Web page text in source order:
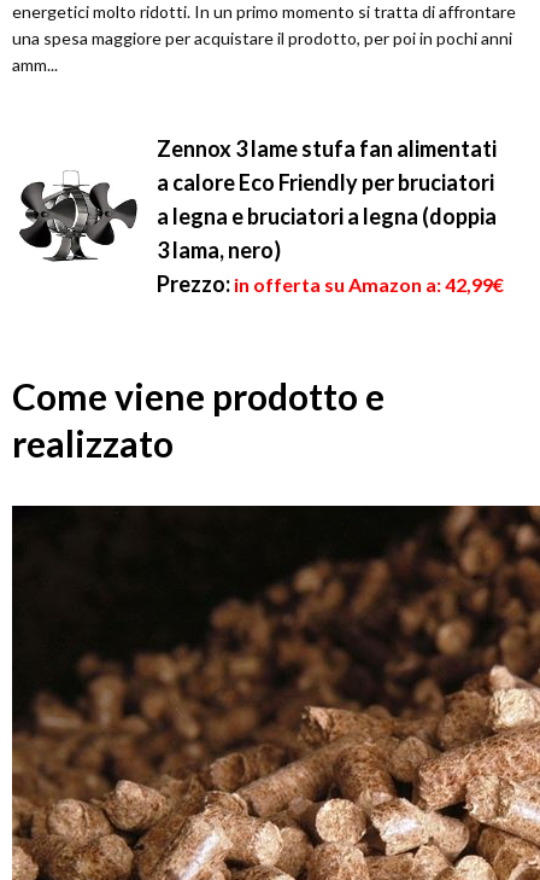
energetici molto ridotti. In un primo momento si tratta di affrontare
una spesa maggiore per acquistare il prodotto, per poi in pochi anni
amm...
Zennox 3 lame stufa fan alimentati
a calore Eco Friendly per bruciatori
a legna e bruciatori a legna (doppia
3 lama, nero)
Prezzo: in offerta su Amazon a: 42,99€
Come viene prodotto e
realizzato